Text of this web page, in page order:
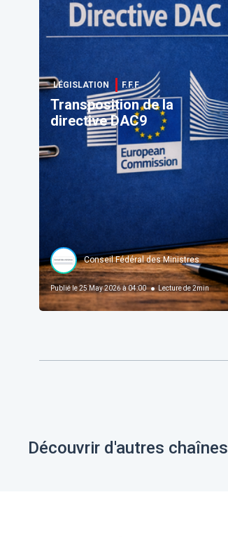
LÉGISLATION F.F.F.
Transposition de la
directive DAC9
Conseil Fédéral des Ministres
Publié le25 May 2026 à 04:00 Lecture de 2min
Découvrir d'autres chaînes